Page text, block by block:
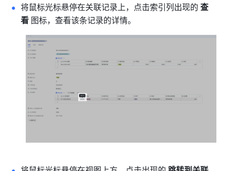
将鼠标光标悬停在关联记录上，点击索引列出现的 查
看 图标，查看该条记录的详情。